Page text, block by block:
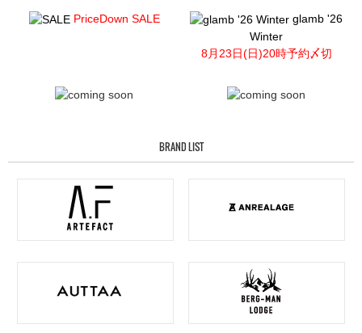
PriceDown SALE
glamb '26
Winter
8月23日(日)20時予約〆切
BRAND LIST